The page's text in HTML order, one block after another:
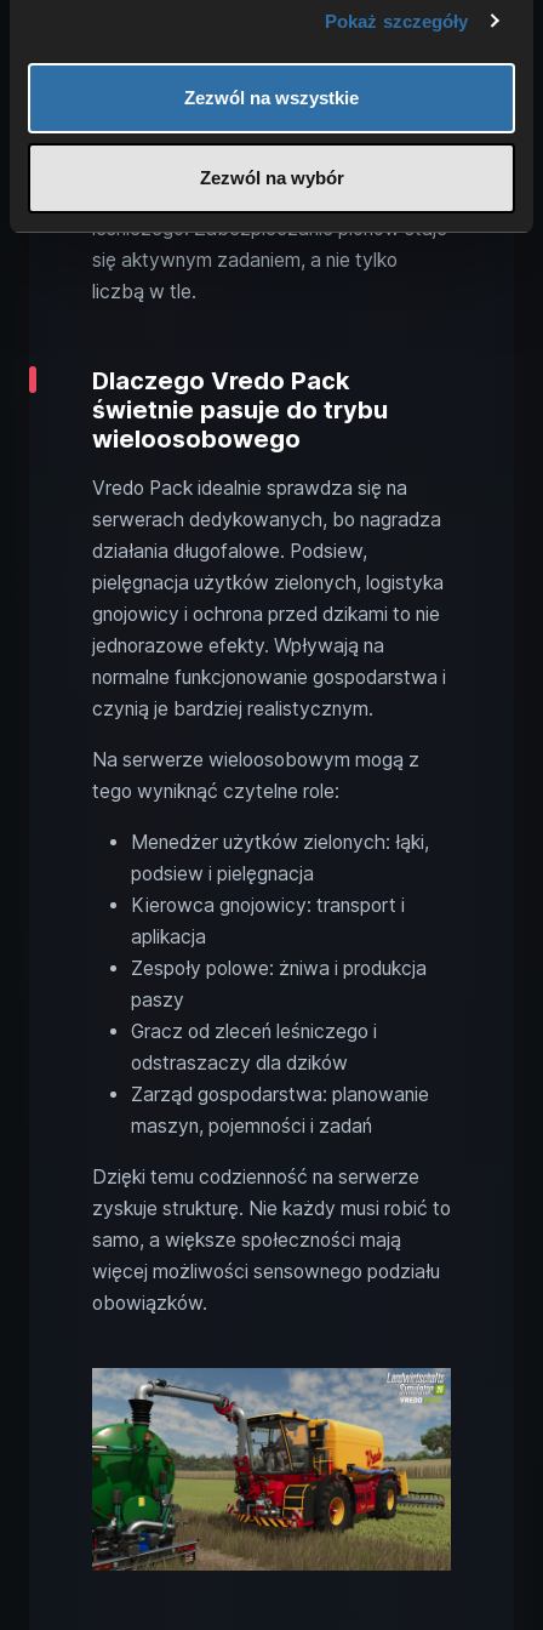
Pokaż szczegóły
Zezwól na wszystkie
Zezwól na wybór
potrzeby dziki można wyłączyć w
Dla serwerów to doskonała podstawa
pod nowe zadania. Gdy część zespołu
pracuje w polu, inny gracz może zająć się
leśniczego. Zabezpieczanie plonów staje
się aktywnym zadaniem, a nie tylko
liczbą w tle.
Dlaczego Vredo Pack
świetnie pasuje do trybu
wieloosobowego
Vredo Pack idealnie sprawdza się na
serwerach dedykowanych, bo nagradza
działania długofalowe. Podsiew,
pielęgnacja użytków zielonych, logistyka
gnojowicy i ochrona przed dzikami to nie
jednorazowe efekty. Wpływają na
normalne funkcjonowanie gospodarstwa i
czynią je bardziej realistycznym.
Na serwerze wieloosobowym mogą z
tego wyniknąć czytelne role:
Menedżer użytków zielonych: łąki,
podsiew i pielęgnacja
Kierowca gnojowicy: transport i
aplikacja
Zespoły polowe: żniwa i produkcja
paszy
Gracz od zleceń leśniczego i
odstraszaczy dla dzików
Zarząd gospodarstwa: planowanie
maszyn, pojemności i zadań
Dzięki temu codzienność na serwerze
zyskuje strukturę. Nie każdy musi robić to
samo, a większe społeczności mają
więcej możliwości sensownego podziału
obowiązków.